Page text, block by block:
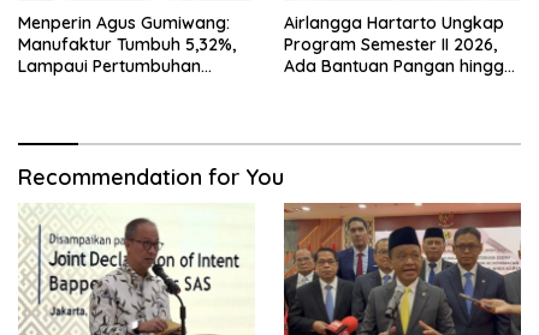
Menperin Agus Gumiwang:
Manufaktur Tumbuh 5,32%,
Lampaui Pertumbuhan
Airlangga Hartarto Ungkap
Program Semester II 2026,
Ada Bantuan Pangan hingga
Recommendation for You